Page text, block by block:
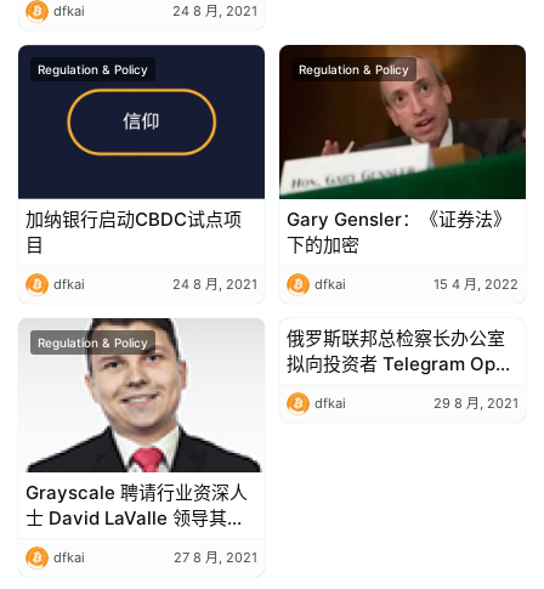
dfkai 24 8 月, 2021
Regulation & Policy
加纳银行启动CBDC试点项
目
dfkai 24 8 月, 2021
Regulation & Policy
Gary Gensler：《证券法》
下的加密
dfkai 15 4 月, 2022
Regulation & Policy
Grayscale 聘请行业资深人
士 David LaValle 领导其
ETF 推广
dfkai 27 8 月, 2021
Regulation & Policy
俄罗斯联邦总检察长办公室
拟向投资者 Telegram Open
Network 和 Alfa-Bank 追回
1.265 亿美元
dfkai 29 8 月, 2021